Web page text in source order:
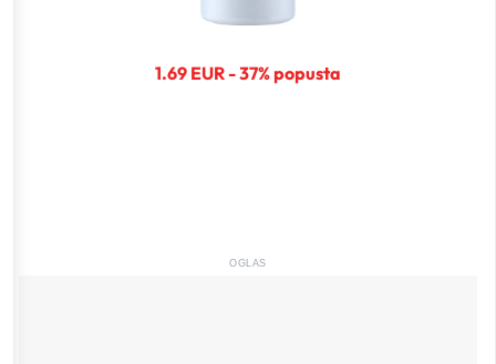
1.69 EUR - 37% popusta
OGLAS